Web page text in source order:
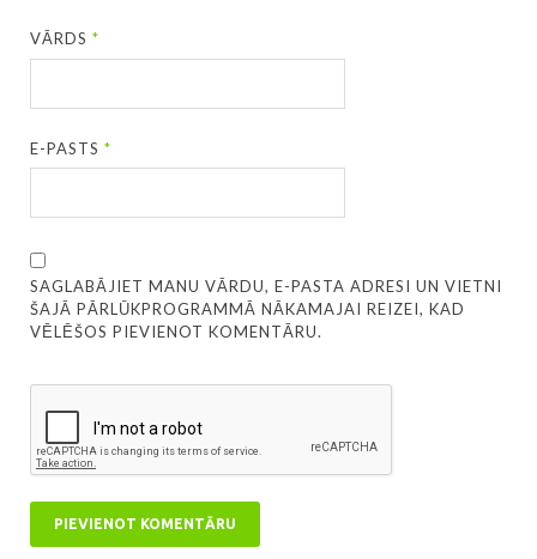
VĀRDS*
E-PASTS*
SAGLABĀJIET MANU VĀRDU, E-PASTA ADRESI UN VIETNI
ŠAJĀ PĀRLŪKPROGRAMMĀ NĀKAMAJAI REIZEI, KAD
VĒLĒŠOS PIEVIENOT KOMENTĀRU.